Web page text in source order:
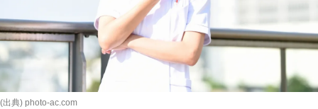
(出典) photo-ac.com